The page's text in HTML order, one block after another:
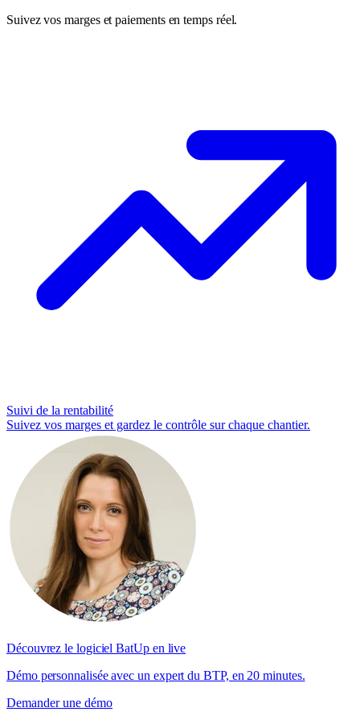
Suivez vos marges et paiements en temps réel.
Suivi de la rentabilité
Suivez vos marges et gardez le contrôle sur chaque chantier.
Découvrez le logiciel BatUp en live
Démo personnalisée avec un expert du BTP, en 20 minutes.
Demander une démo